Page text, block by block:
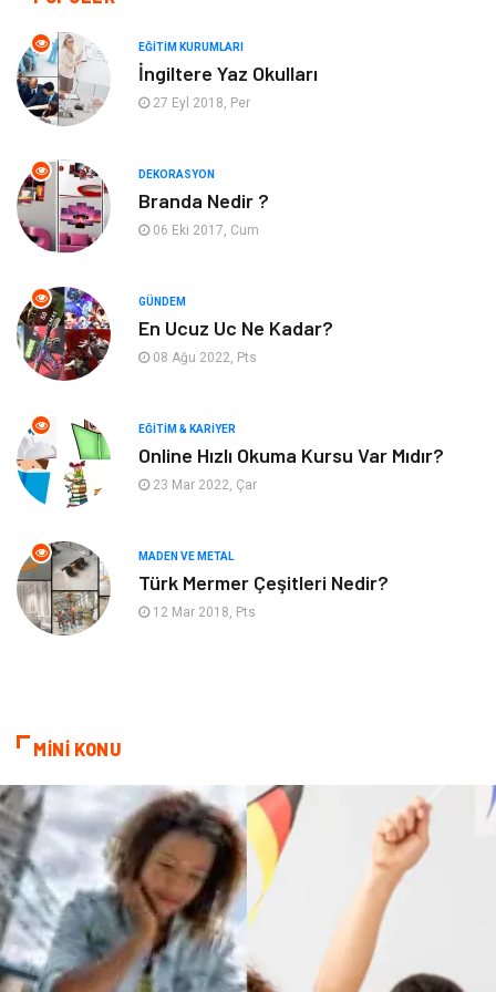
Otomotiv
Yapı İnşaat
Bahçe Ev Maden ve Metal
Organizasyon Plastik
Emlak
Finans & Ekonomi
Endüstriyel Ürünler
Aksesuar
Nakliyat
Kiralama Servisleri Markalar
Çadır Kına Gecesi
Spor Malzemeleri Basın Yayın
EĞITIM KURUMLARI
İngiltere Yaz Okulları
27 Eyl 2018, Per
DEKORASYON
Branda Nedir ?
06 Eki 2017, Cum
GÜNDEM
En Ucuz Uc Ne Kadar?
08 Ağu 2022, Pts
EĞITIM & KARIYER
Online Hızlı Okuma Kursu Var Mıdır?
23 Mar 2022, Çar
MADEN VE METAL
Türk Mermer Çeşitleri Nedir?
12 Mar 2018, Pts
MİNİ KONU